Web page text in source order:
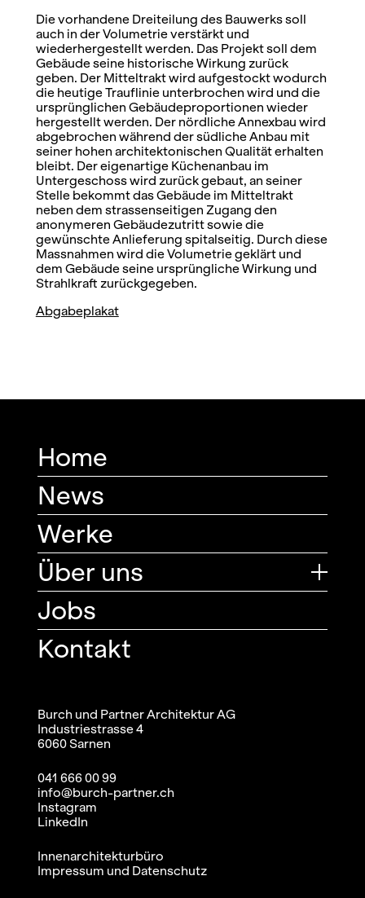
Die vorhandene Dreiteilung des Bauwerks soll
auch in der Volumetrie verstärkt und
wiederhergestellt werden. Das Projekt soll dem
Gebäude seine historische Wirkung zurück
geben. Der Mitteltrakt wird aufgestockt wodurch
die heutige Trauflinie unterbrochen wird und die
ursprünglichen Gebäudeproportionen wieder
hergestellt werden. Der nördliche Annexbau wird
abgebrochen während der südliche Anbau mit
seiner hohen architektonischen Qualität erhalten
bleibt. Der eigenartige Küchenanbau im
Untergeschoss wird zurück gebaut, an seiner
Stelle bekommt das Gebäude im Mitteltrakt
neben dem strassenseitigen Zugang den
anonymeren Gebäudezutritt sowie die
gewünschte Anlieferung spitalseitig. Durch diese
Massnahmen wird die Volumetrie geklärt und
dem Gebäude seine ursprüngliche Wirkung und
Strahlkraft zurückgegeben.
Abgabeplakat
Home
News
Werke
Über uns
Jobs
Kontakt
Burch und Partner Architektur AG
Industriestrasse 4
6060 Sarnen
041 666 00 99
info@burch-partner.ch
Instagram
LinkedIn
Innenarchitekturbüro
Impressum und Datenschutz